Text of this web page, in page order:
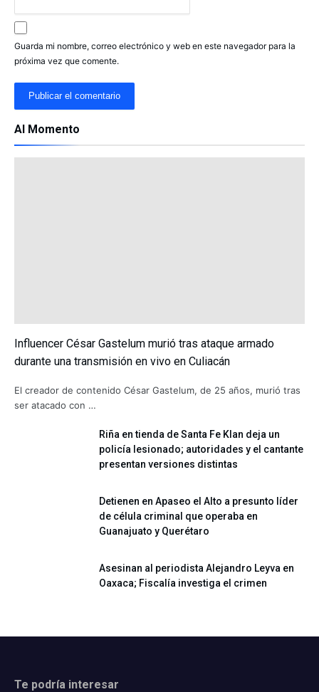
Guarda mi nombre, correo electrónico y web en este navegador para la
próxima vez que comente.
Al Momento
Influencer César Gastelum murió tras ataque armado
durante una transmisión en vivo en Culiacán
El creador de contenido César Gastelum, de 25 años, murió tras
ser atacado con …
Riña en tienda de Santa Fe Klan deja un
policía lesionado; autoridades y el cantante
presentan versiones distintas
Detienen en Apaseo el Alto a presunto líder
de célula criminal que operaba en
Guanajuato y Querétaro
Asesinan al periodista Alejandro Leyva en
Oaxaca; Fiscalía investiga el crimen
Te podría interesar